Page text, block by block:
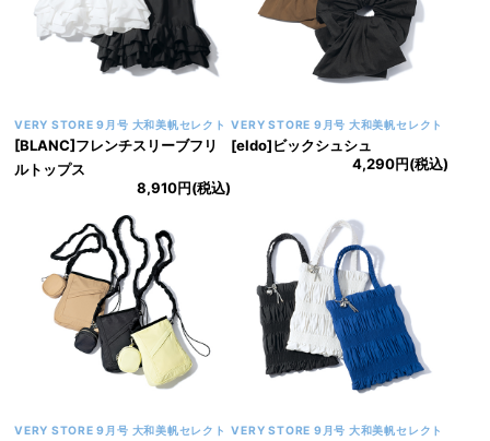
VERY STORE 9月号 大和美帆セレクト
[BLANC]フレンチスリーブフリ
ルトップス
8,910円(税込)
VERY STORE 9月号 大和美帆セレクト
[eldo]ビックシュシュ
4,290円(税込)
VERY STORE 9月号 大和美帆セレクト VERY STORE 9月号 大和美帆セレクト